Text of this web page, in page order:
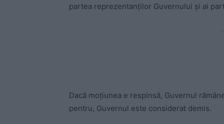
partea reprezentanților Guvernului și ai
Dacă moțiunea e respinsă, Guvernul
pentru, Guvernul este considerat demis.